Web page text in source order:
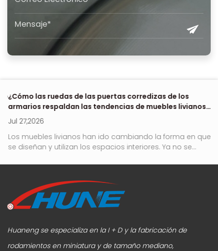
¿Cómo las ruedas de las puertas corredizas de los
armarios respaldan las tendencias de muebles livianos
en 2026?
Jul 27,2026
Los muebles livianos han ido cambiando la forma en que
se diseñan y utilizan los espacios interiores. Ya no se...
Huaneng se especializa en la I + D y la fabricación de
rodamientos en miniatura y de tamaño mediano,